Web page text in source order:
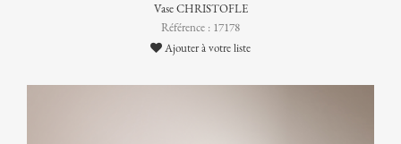
Vase CHRISTOFLE
Référence : 17178
Ajouter à votre liste